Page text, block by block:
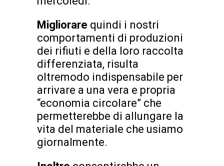
Migliorare quindi i nostri
comportamenti di produzioni
dei rifiuti e della loro raccolta
differenziata, risulta
oltremodo indispensabile per
arrivare a una vera e propria
“economia circolare” che
permetterebbe di allungare la
vita del materiale che usiamo
giornalmente.